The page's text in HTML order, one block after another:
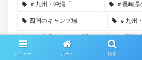
＃九州・沖縄「 ＃長崎
四国のキャンプ場 ＃九州
東北のキャンプ場 手ぶらキ
メニュー ホーム 検索